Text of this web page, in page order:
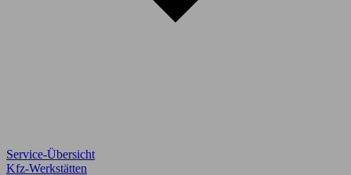
Service-Übersicht
Kfz-Werkstätten